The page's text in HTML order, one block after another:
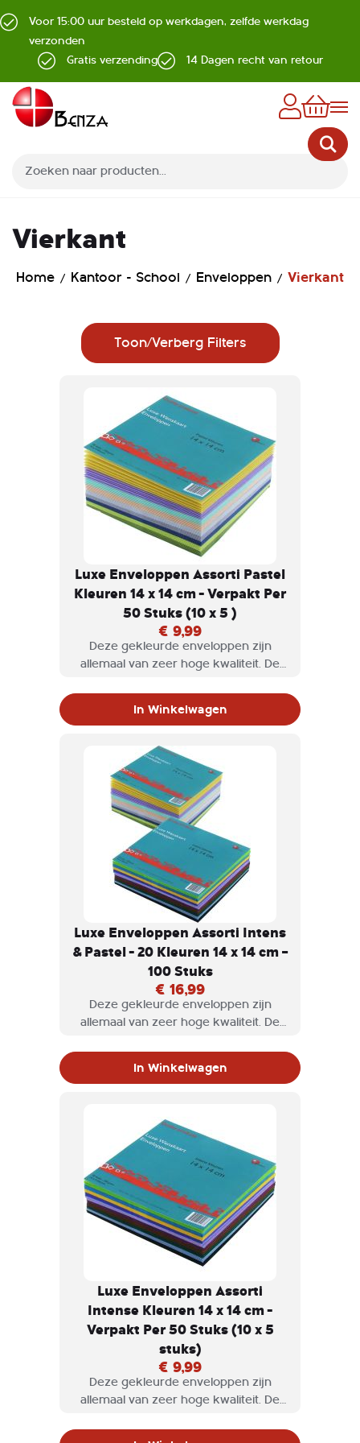
Voor 15:00 uur besteld op werkdagen, zelfde werkdag
verzonden
Gratis verzending
14 Dagen recht van retour
Vierkant
Home Kantoor - School Enveloppen Vierkant
Toon/Verberg Filters
Luxe Enveloppen Assorti Pastel
Kleuren 14 x 14 cm - Verpakt Per
50 Stuks (10 x 5 )
€ 9,99
Deze gekleurde enveloppen zijn
allemaal van zeer hoge kwaliteit. De
Daarnaast schijnen onze enveloppen
In Winkelwagen
Luxe Enveloppen Assorti Intens
& Pastel - 20 Kleuren 14 x 14 cm –
100 Stuks
€ 16,99
Deze gekleurde enveloppen zijn
allemaal van zeer hoge kwaliteit. De
In Winkelwagen
Luxe Enveloppen Assorti
Intense Kleuren 14 x 14 cm -
Verpakt Per 50 Stuks (10 x 5
stuks)
€ 9,99
Deze gekleurde enveloppen zijn
allemaal van zeer hoge kwaliteit. De